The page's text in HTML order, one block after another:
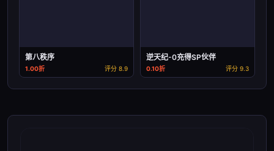
第八秩序
1.00折 评分 8.9
逆天纪-0充得SP伙伴
0.10折 评分 9.3